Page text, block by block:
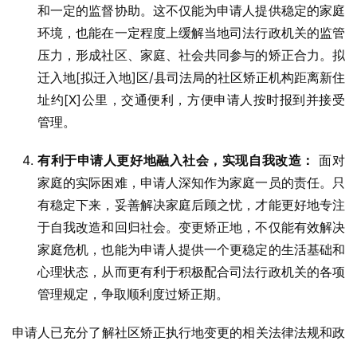
和一定的监督协助。这不仅能为申请人提供稳定的家庭
环境，也能在一定程度上缓解当地司法行政机关的监管
压力，形成社区、家庭、社会共同参与的矫正合力。拟
迁入地[拟迁入地]区/县司法局的社区矫正机构距离新住
址约[X]公里，交通便利，方便申请人按时报到并接受
管理。
有利于申请人更好地融入社会，实现自我改造： 面对
家庭的实际困难，申请人深知作为家庭一员的责任。只
有稳定下来，妥善解决家庭后顾之忧，才能更好地专注
于自我改造和回归社会。变更矫正地，不仅能有效解决
家庭危机，也能为申请人提供一个更稳定的生活基础和
心理状态，从而更有利于积极配合司法行政机关的各项
管理规定，争取顺利度过矫正期。
申请人已充分了解社区矫正执行地变更的相关法律法规和政